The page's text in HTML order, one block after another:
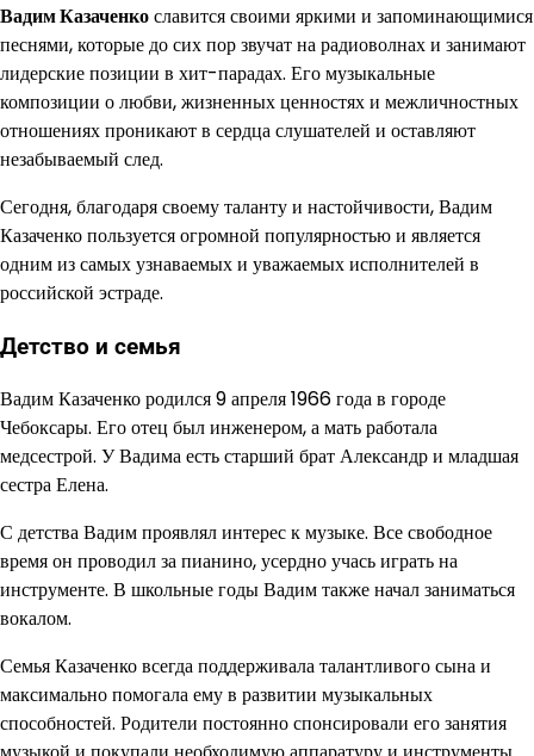
Вадим Казаченкославится своими яркими и запоминающимися
песнями, которые до сих пор звучат на радиоволнах и занимают
лидерские позиции в хит-парадах. Его музыкальные
композиции о любви, жизненных ценностях и межличностных
отношениях проникают в сердца слушателей и оставляют
незабываемый след.
Сегодня, благодаря своему таланту и настойчивости, Вадим
Казаченко пользуется огромной популярностью и является
одним из самых узнаваемых и уважаемых исполнителей в
российской эстраде.
Детство и семья
Вадим Казаченко родился 9 апреля 1966 года в городе
Чебоксары. Его отец был инженером, а мать работала
медсестрой. У Вадима есть старший брат Александр и младшая
сестра Елена.
С детства Вадим проявлял интерес к музыке. Все свободное
время он проводил за пианино, усердно учась играть на
инструменте. В школьные годы Вадим также начал заниматься
вокалом.
Семья Казаченко всегда поддерживала талантливого сына и
максимально помогала ему в развитии музыкальных
способностей. Родители постоянно спонсировали его занятия